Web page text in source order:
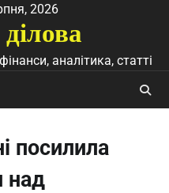
2026
аналітика, статті
посилила
над